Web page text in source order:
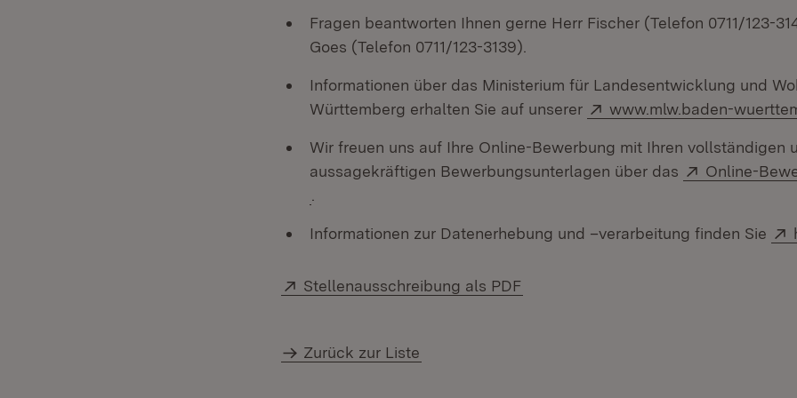
Fragen beantworten Ihnen gerne Herr Fischer (Telefon 0711/123-
Goes (Telefon 0711/123-3139).
Informationen über das Ministerium für Landesentwicklung und
Württemberg erhalten Sie auf unserer
Extern:
www.mlw.baden-
Wir freuen uns auf Ihre Online-Bewerbung mit Ihren vollständigen
aussagekräftigen Bewerbungsunterlagen über das
Extern:
Online-
Informationen zur Datenerhebung und –verarbeitung finden Sie
Extern:
Stellenausschreibung als PDF
Zurück zur Liste